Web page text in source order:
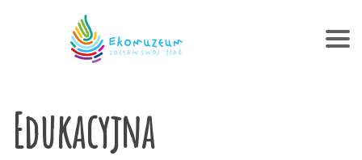
Edukacyjna